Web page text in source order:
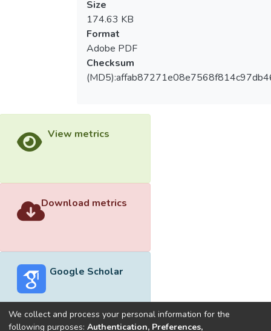
Size
174.63 KB
Format
Adobe PDF
Checksum
View metrics
Download metrics
Google Scholar
We collect and process your personal information for the
following purposes: Authentication, Preferences,